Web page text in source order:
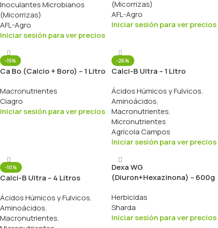
Inoculantes Microbianos
(Micorrizas)
AFL-Agro
Iniciar sesión para ver precios
(Micorrizas)
AFL-Agro
Iniciar sesión para ver precios
-15%
Ca Bo (Calcio + Boro) – 1 Litro
Macronutrientes
Ciagro
Iniciar sesión para ver precios
-26%
Calci-B Ultra – 1 Litro
Ácidos Húmicos y Fulvicos,
Aminoácidos,
Macronutrientes,
Micronutrientes
Agrícola Campos
Iniciar sesión para ver precios
-10%
Calci-B Ultra – 4 Litros
Ácidos Húmicos y Fulvicos,
Aminoácidos,
Macronutrientes,
Dexa WG
(Diuron+Hexazinona) – 600g
Herbicidas
Sharda
Iniciar sesión para ver precios